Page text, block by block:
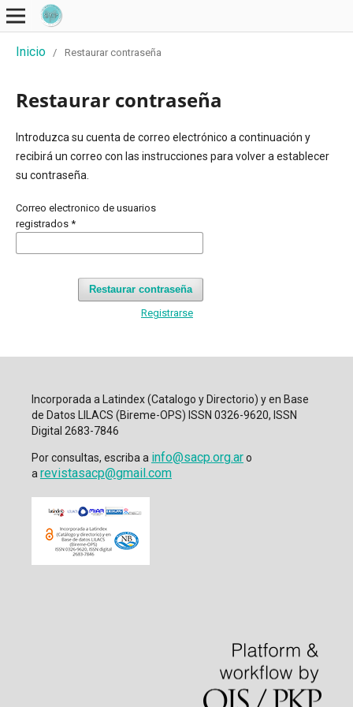
Inicio / Restaurar contraseña
Restaurar contraseña
Introduzca su cuenta de correo electrónico a continuación y
recibirá un correo con las instrucciones para volver a establecer
su contraseña.
Correo electronico de usuarios
registrados *
Restaurar contraseña
Registrarse
Incorporada a Latindex (Catalogo y Directorio) y en Base
de Datos LILACS (Bireme-OPS) ISSN 0326-9620, ISSN
Digital 2683-7846
Por consultas, escriba a info@sacp.org.aro
a revistasacp@gmail.com